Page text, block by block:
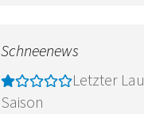
Schneenews
Letzter
Saison